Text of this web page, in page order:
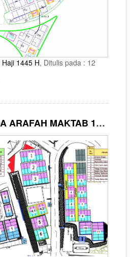
Haji 1445 H, Ditulis pada : 12
ALOKASI TENDA ARAFAH MAKTAB 112 SYARIKAH RAWAF MINA